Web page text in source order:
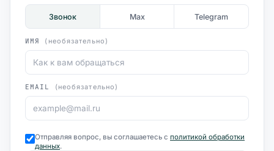
Звонок Max Telegram
ИМЯ (необязательно)
EMAIL (необязательно)
Отправляя вопрос, вы соглашаетесь с политикой обработки
данных.